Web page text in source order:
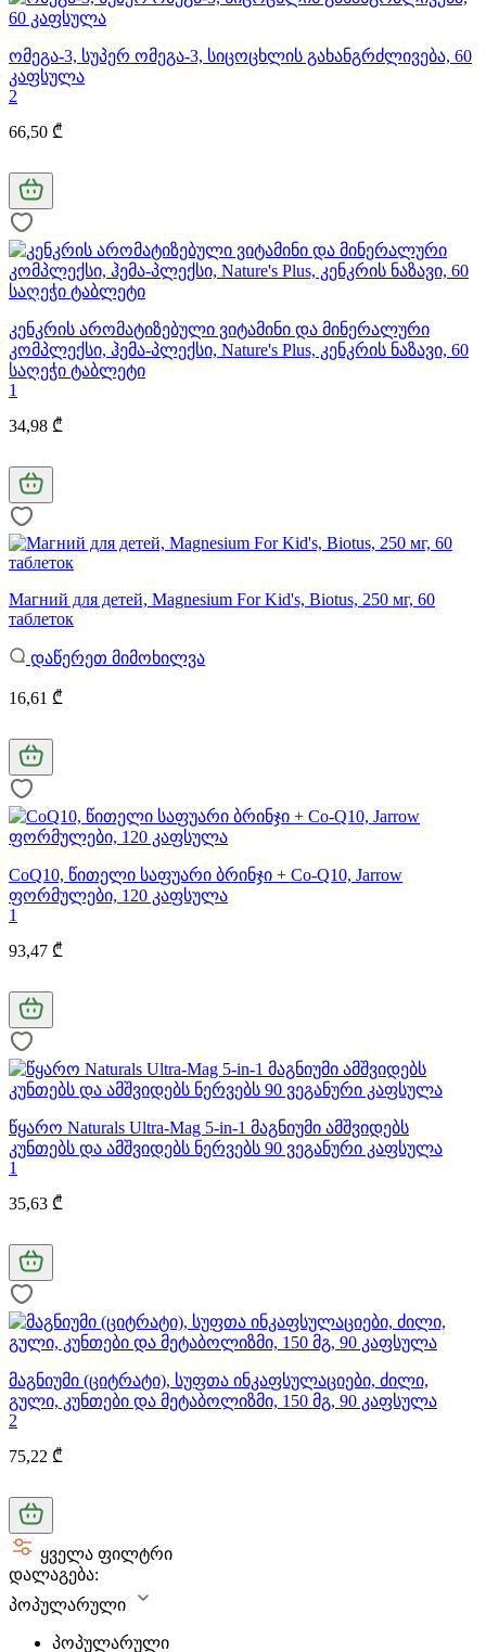
ომეგა-3, სუპერ ომეგა-3, სიცოცხლის გახანგრძლივება, 60
კაფსულა
2
66,50 ₾
კენკრის არომატიზებული ვიტამინი და მინერალური
კომპლექსი, ჰემა-პლექსი, Nature's Plus, კენკრის ნაზავი, 60
საღეჭი ტაბლეტი
1
34,98 ₾
Магний для детей, Magnesium For Kid's, Biotus, 250 мг, 60
таблеток
დაწერეთ მიმოხილვა
16,61 ₾
CoQ10, წითელი საფუარი ბრინჯი + Co-Q10, Jarrow
ფორმულები, 120 კაფსულა
1
93,47 ₾
წყარო Naturals Ultra-Mag 5-in-1 მაგნიუმი ამშვიდებს
კუნთებს და ამშვიდებს ნერვებს 90 ვეგანური კაფსულა
1
35,63 ₾
მაგნიუმი (ციტრატი), სუფთა ინკაფსულაციები, ძილი,
გული, კუნთები და მეტაბოლიზმი, 150 მგ, 90 კაფსულა
2
75,22 ₾
ყველა ფილტრი
დალაგება:
პოპულარული
პოპულარული